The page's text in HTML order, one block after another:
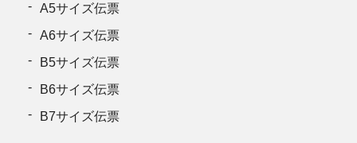
A5サイズ伝票
A6サイズ伝票
B5サイズ伝票
B6サイズ伝票
B7サイズ伝票